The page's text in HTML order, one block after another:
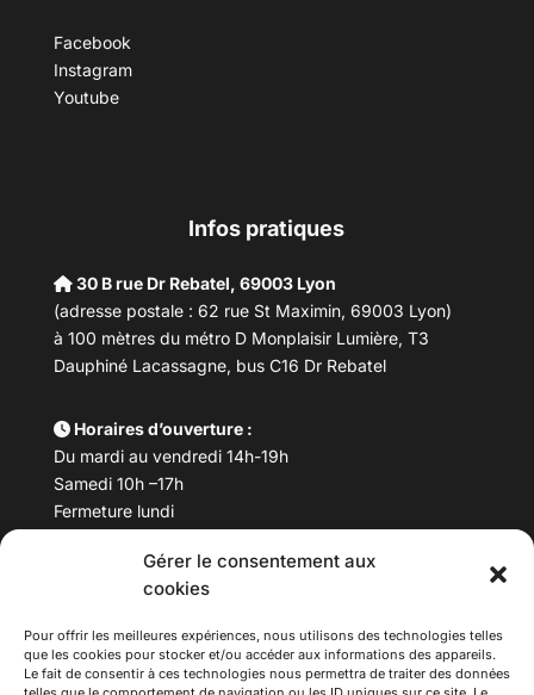
Gérer le consentement aux
cookies
Pour offrir les meilleures expériences, nous utilisons des technologies telles
que les cookies pour stocker et/ou accéder aux informations des appareils.
Le fait de consentir à ces technologies nous permettra de traiter des données
Facebook
Instagram
Youtube
Infos pratiques
30 B rue Dr Rebatel, 69003 Lyon
(adresse postale : 62 rue St Maximin, 69003 Lyon)
à 100 mètres du métro D Monplaisir Lumière, T3
Dauphiné Lacassagne, bus C16 Dr Rebatel
Horaires d’ouverture :
Du mardi au vendredi 14h-19h
Samedi 10h –17h
Fermeture lundi
Téléphone : 04 78 53 06 40
maisondesculturesasiatiques@asiexpo.com